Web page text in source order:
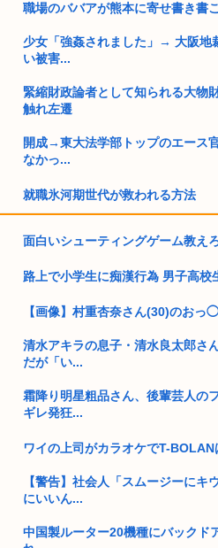
職場のババアが熊本に寄せ書き書
少女「強姦されました」→ 大阪地
い被害...
緊縮財政論者として知られる大物
触れ左遷
開成→東大法学部トップのエース
なかっ...
就職氷河期世代が救われる方法
類は少な...
自民党「日本人56す56す56す56す
ドイツ人、熱中症で1ヶ月で9600
普通の日本人「アレ..?まともな政
かな...
パソコンの正式名、一字一句正し
アメリカ人美少女（白人、金髪碧
いんだ...
高市早苗「消費税減税の財源は今
面白いシューティングゲーム教え
路上で小学生に痴漢行為 男子高校
【画像】村重杏奈さん(30)のおっ
清水アキラの息子・清水良太郎さ
だが「い...
霜降り明星粗品さん、後輩芸人の
ギレ発狂...
ワイの上司がカラオケでT-
【警告】社会人「スムージーにキ
にいいん...
中国製ルーター20機種にバックド